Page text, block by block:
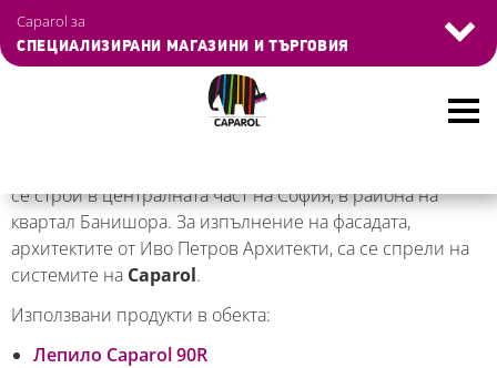
to
main
content
Caparol за
СПЕЦИАЛИЗИРАНИ МАГАЗИНИ И ТЪРГОВИЯ
се строи в централната част на София, в района на
квартал Банишора. За изпълнение на фасадата,
архитектите от Иво Петров Архитекти, са се спрели на
системите на Caparol.
Използвани продукти в обекта:
Лепило Caparol 90R
Управление на бисквитките